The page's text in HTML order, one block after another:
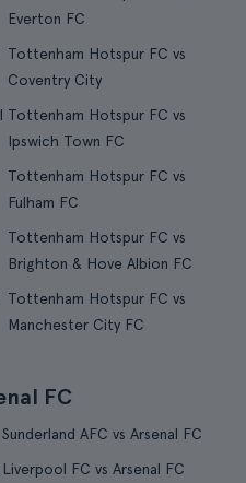
Everton FC
Tottenham Hotspur FC vs
Coventry City
Tottenham Hotspur FC vs
Ipswich Town FC
Tottenham Hotspur FC vs
Fulham FC
Tottenham Hotspur FC vs
Brighton & Hove Albion FC
Tottenham Hotspur FC vs
Manchester City FC
FC
Sunderland AFC vs Arsenal FC
Liverpool FC vs Arsenal FC